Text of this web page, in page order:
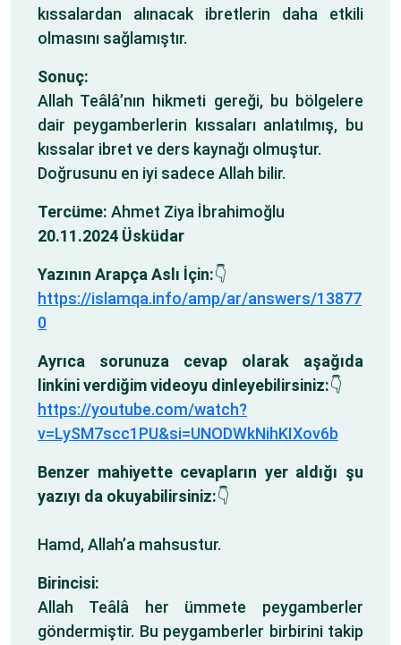
kıssalardan alınacak ibretlerin daha etkili
olmasını sağlamıştır.
Sonuç:
Allah Teâlâ’nın hikmeti gereği, bu bölgelere
dair peygamberlerin kıssaları anlatılmış, bu
kıssalar ibret ve ders kaynağı olmuştur.
Doğrusunu en iyi sadece Allah bilir.
Tercüme: Ahmet Ziya İbrahimoğlu
20.11.2024 Üsküdar
Yazının Arapça Aslı İçin:👇
https://islamqa.info/amp/ar/answers/13877
0
Ayrıca sorunuza cevap olarak aşağıda
linkini verdiğim videoyu dinleyebilirsiniz:👇
https://youtube.com/watch?
v=LySM7scc1PU&si=UNODWkNihKIXov6b
Benzer mahiyette cevapların yer aldığı şu
yazıyı da okuyabilirsiniz:👇
Hamd, Allah’a mahsustur.
Birincisi:
Allah Teâlâ her ümmete peygamberler
göndermiştir. Bu peygamberler birbirini takip